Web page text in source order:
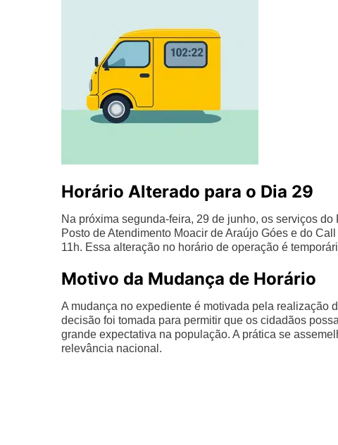
Horário Alterado para o Dia 29
Na próxima segunda-feira, 29 de junho, os serviços
Posto de Atendimento Moacir de Araújo Góes e do
11h. Essa alteração no horário de operação é
Motivo da Mudança de Horário
A mudança no expediente é motivada pela realização
decisão foi tomada para permitir que os cidadãos
grande expectativa na população. A prática se
relevância nacional.